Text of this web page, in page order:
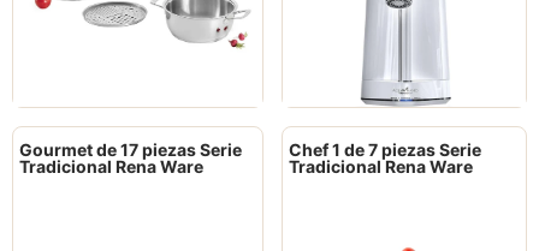
Gourmet de 17 piezas Serie
Tradicional Rena Ware
Chef 1 de 7 piezas Serie
Tradicional Rena Ware